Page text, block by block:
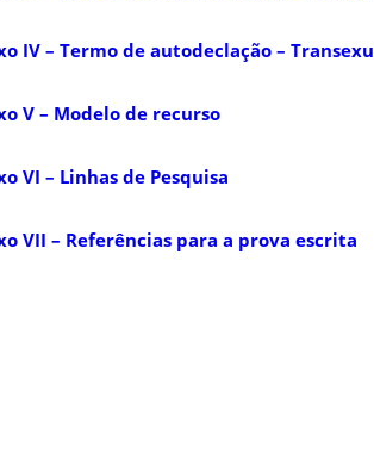
IV – Termo de autodeclação –
V – Modelo de recurso
VI – Linhas de Pesquisa
VII – Referências para a prova escrita